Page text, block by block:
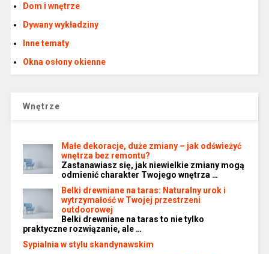
Dom i wnętrze
Dywany wykładziny
Inne tematy
Okna osłony okienne
Wnętrze
Małe dekoracje, duże zmiany – jak odświeżyć
wnętrza bez remontu?
Zastanawiasz się, jak niewielkie zmiany mogą
odmienić charakter Twojego wnętrza …
Belki drewniane na taras: Naturalny urok i
wytrzymałość w Twojej przestrzeni
outdoorowej
Belki drewniane na taras to nie tylko
praktyczne rozwiązanie, ale …
Sypialnia w stylu skandynawskim